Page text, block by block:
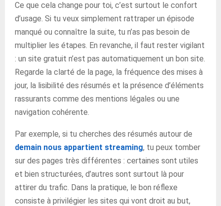
Ce que cela change pour toi, c’est surtout le confort
d’usage. Si tu veux simplement rattraper un épisode
manqué ou connaître la suite, tu n’as pas besoin de
multiplier les étapes. En revanche, il faut rester vigilant
: un site gratuit n’est pas automatiquement un bon site.
Regarde la clarté de la page, la fréquence des mises à
jour, la lisibilité des résumés et la présence d’éléments
rassurants comme des mentions légales ou une
navigation cohérente.
Par exemple, si tu cherches des résumés autour de
demain nous appartient streaming, tu peux tomber
sur des pages très différentes : certaines sont utiles
et bien structurées, d’autres sont surtout là pour
attirer du trafic. Dans la pratique, le bon réflexe
consiste à privilégier les sites qui vont droit au but,